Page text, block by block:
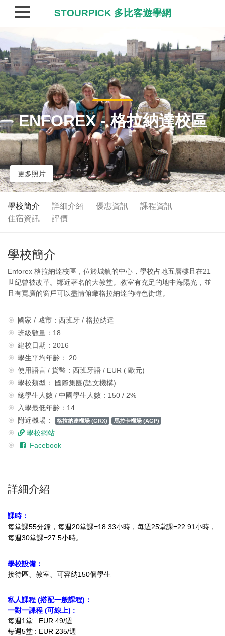
ENFOREX - 格拉納達校區
更多照片
學校簡介 詳細介紹 優惠資訊
課程資訊
住宿資訊
評價
學校簡介
Enforex 格拉納達校區，位於城鎮的中心，學校占地五層樓且在21
世紀曾被改革。鄰近著名的大教堂。教室有充足的地中海陽光，並
且有寬廣的窗戶可以盡情俯瞰格拉納達的特色街道。
國家 / 城市：西班牙 / 格拉納達
班級數量：18
建校日期：2016
學生平均年齡： 20
使用語言 / 貨幣：西班牙語 / EUR ( 歐元)
學校類型： 國際集團(語文機構)
總學生人數 / 中國學生人數：150 / 2%
入學最低年齡：14
附近機場：
格拉納達機場 (GRX) 馬拉卡機場 (AGP)
學校網站
Facebook
詳細介紹
課時：
每堂課55分鐘，每週20堂課=18.33小時 ，每週25堂課=22.91小時，
每週30堂課=27.5小時。
學校設備：
接待區、教室、可容納150個學生
私人課程 (搭配一般課程)：
一對一課程 (可線上) :
每週1堂 : EUR 49/週
每週5堂 : EUR 235/週
STOURPICK 多比客遊學網